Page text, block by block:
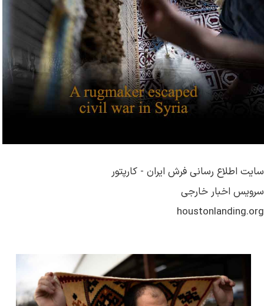
سایت اطلاع رسانی فرش ایران - کارپتور
سرویس اخبار خارجی
houstonlanding.org